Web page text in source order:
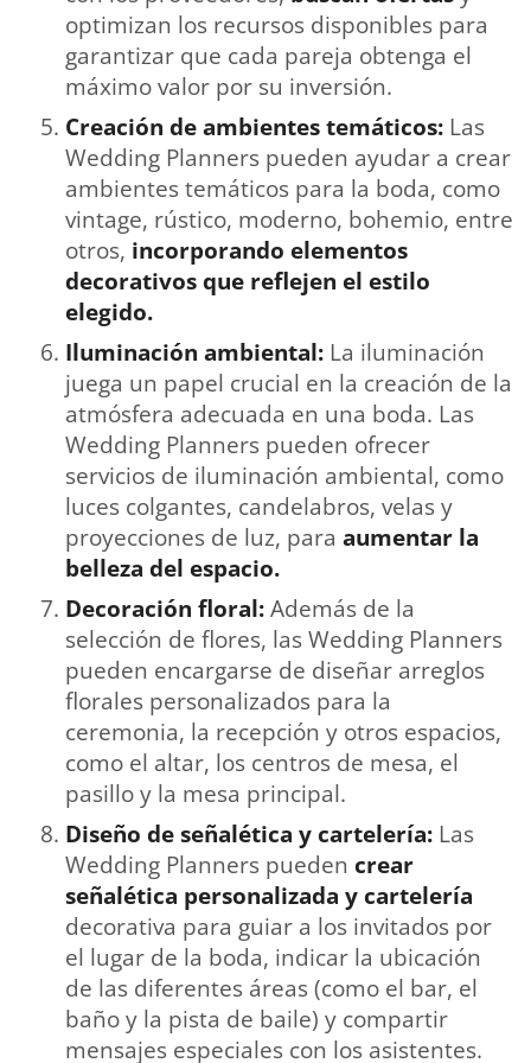
optimizan los recursos disponibles para
garantizar que cada pareja obtenga el
máximo valor por su inversión.
Creación de ambientes temáticos: Las
Wedding Planners pueden ayudar a crear
ambientes temáticos para la boda, como
vintage, rústico, moderno, bohemio, entre
otros, incorporando elementos
decorativos que reflejen el estilo
elegido.
Iluminación ambiental: La iluminación
juega un papel crucial en la creación de la
atmósfera adecuada en una boda. Las
Wedding Planners pueden ofrecer
servicios de iluminación ambiental, como
luces colgantes, candelabros, velas y
proyecciones de luz, para aumentar la
belleza del espacio.
Decoración floral:Además de la
selección de flores, las Wedding Planners
pueden encargarse de diseñar arreglos
florales personalizados para la
ceremonia, la recepción y otros espacios,
como el altar, los centros de mesa, el
pasillo y la mesa principal.
Diseño de señalética y cartelería: Las
Wedding Planners pueden crear
señalética personalizada y cartelería
decorativa para guiar a los invitados por
el lugar de la boda, indicar la ubicación
de las diferentes áreas (como el bar, el
baño y la pista de baile) y compartir
mensajes especiales con los asistentes.